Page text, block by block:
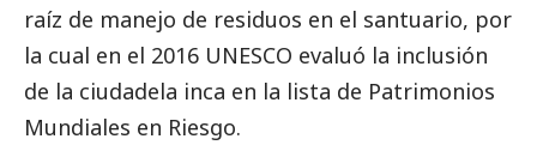
raíz de manejo de residuos en el santuario, por
la cual en el 2016 UNESCO evaluó la inclusión
de la ciudadela inca en la lista de Patrimonios
Mundiales en Riesgo.